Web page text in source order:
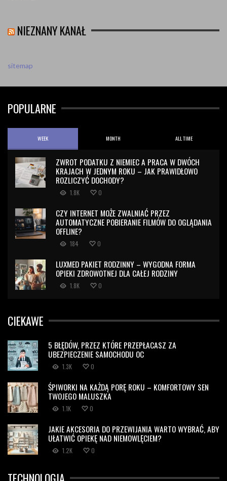
NIEZNANY KANAŁ
sitemap
POPULARNE
WEEK MONTH ALL TIME
ZWROT PODATKU Z NIEMIEC A PRACA W DWÓCH
KRAJACH W JEDNYM ROKU – JAK PRAWIDŁOWO
ROZLICZYĆ DOCHODY?
1.8K 0
CZY INTERNET MOŻE ZWALNIAĆ PRZEZ
AUTOMATYCZNE POBIERANIE FILMÓW DO OGLĄDANIA
OFFLINE?
184 0
LUXMED PAKIET RODZINNY – WYGODNA FORMA
OPIEKI ZDROWOTNEJ DLA CAŁEJ RODZINY
1.8K 0
CIEKAWE
5 BŁĘDÓW, PRZEZ KTÓRE PRZEPŁACASZ ZA
UBEZPIECZENIE SAMOCHODU OC
1.3K 0
ŚPIWORKI NA KAŻDĄ PORĘ ROKU – KOMFORTOWY SEN
TWOJEGO MALUSZKA
1.1K 0
JAKIE AKCESORIA DO PRZEWIJANIA WARTO WYBRAĆ, ABY
UŁATWIĆ OPIEKĘ NAD NIEMOWLĘCIEM?
1.2K 0